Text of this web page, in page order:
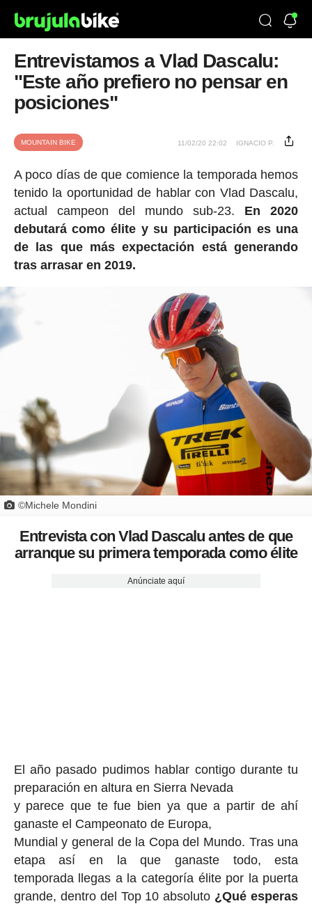
Entrevistamos a Vlad Dascalu:
"Este año prefiero no pensar en
posiciones"
MOUNTAIN BIKE 11/02/20 22:02 IGNACIO P.
A poco días de que comience la temporada hemos
tenido la oportunidad de hablar con Vlad Dascalu,
actual campeon del mundo sub-23. En 2020
debutará como élite y su participación es una
de las que más expectación está generando
tras arrasar en 2019.
©Michele Mondini
Entrevista con Vlad Dascalu antes de que
arranque su primera temporada como élite
Anúnciate aquí
El año pasado pudimos hablar contigo durante tu
preparación en altura en Sierra Nevada
y parece que te fue bien ya que a partir de ahí
ganaste el Campeonato de Europa,
Mundial y general de la Copa del Mundo. Tras una
etapa así en la que ganaste todo, esta
temporada llegas a la categoría élite por la puerta
grande, dentro del Top 10 absoluto ¿Qué esperas